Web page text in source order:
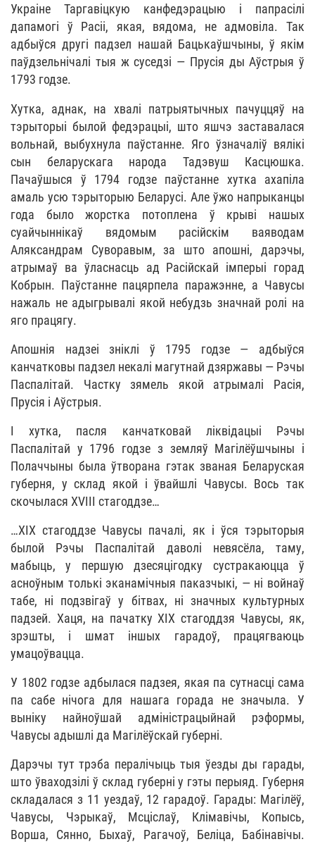
Украіне Таргавіцкую канфедэрацыю і папрасілі
дапамогі ў Расіі, якая, вядома, не адмовіла. Так
адбыўся другі падзел нашай Бацькаўшчыны, ў якім
паўдзельнічалі тыя ж суседзі — Прусія ды Аўстрыя ў
1793 годзе.
Хутка, аднак, на хвалі патрыятычных пачуццяў на
тэрыторыі былой федэрацыі, што яшчэ заставалася
вольнай, выбухнула паўстанне. Яго ўзначаліў вялікі
сын беларускага народа Тадэвуш Касцюшка.
Пачаўшыся ў 1794 годзе паўстанне хутка ахапіла
амаль усю тэрыторыю Беларусі. Але ўжо напрыканцы
года было жорстка потоплена ў крыві нашых
суайчыннікаў вядомым расійскім ваяводам
Аляксандрам Суворавым, за што апошні, дарэчы,
атрымаў ва ўласнасць ад Расійскай імперыі горад
Кобрын. Паўстанне пацярпела паражэнне, а Чавусы
нажаль не адыгрывалі якой небудзь значнай ролі на
яго працягу.
Апошнія надзеі зніклі ў 1795 годзе — адбыўся
канчатковы падзел некалі магутнай дзяржавы — Рэчы
Паспалітай. Частку зямель якой атрымалі Расія,
Прусія і Аўстрыя.
І хутка, пасля канчатковай ліквідацыі Рэчы
Паспалітай у 1796 годзе з земляў Магілёўшчыны і
Полаччыны была ўтворана гэтак званая Беларуская
губерня, у склад якой і ўвайшлі Чавусы. Вось так
скочылася ХVIII стагоддзе…
…XIX стагоддзе Чавусы пачалі, як і ўся тэрыторыя
былой Рэчы Паспалітай даволі невясёла, таму,
мабыць, у першую дзесяцігодку сустракаюцца ў
асноўным толькі эканамічныя паказчыкі, — ні войнаў
табе, ні подзвігаў у бітвах, ні значных культурных
падзей. Хаця, на пачатку XIX стагоддзя Чавусы, як,
зрэшты, і шмат іншых гарадоў, працягваюць
умацоўвацца.
У 1802 годзе адбылася падзея, якая па сутнасці сама
па сабе нічога для нашага горада не значыла. У
выніку найноўшай адміністрацыйнай рэформы,
Чавусы адышлі да Магілёўскай губерні.
Дарэчы тут трэба пералічыць тыя ўезды ды гарады,
што ўваходзілі ў склад губерні у гэты перыяд. Губерня
складалася з 11 уездаў, 12 гарадоў. Гарады: Магілёў,
Чавусы, Чэрыкаў, Мсціслаў, Клімавічы, Копысь,
Ворша, Сянно, Быхаў, Рагачоў, Беліца, Бабінавічы.